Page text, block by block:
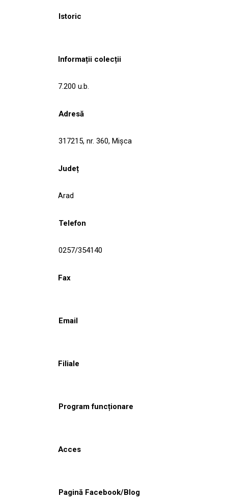
Istoric
Informații colecții
7.200 u.b.
Adresă
317215, nr. 360, Mişca
Județ
Arad
Telefon
0257/354140
Fax
Email
Filiale
Program funcționare
Acces
Pagină Facebook/Blog